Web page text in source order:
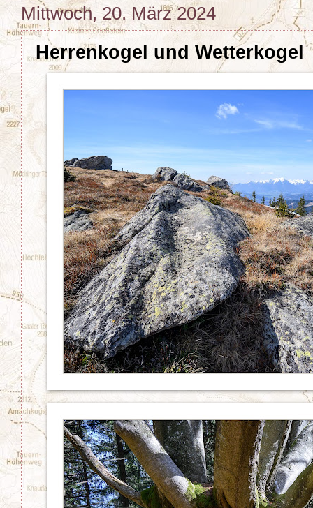
Mittwoch, 20. März 2024
Herrenkogel und Wetterkogel